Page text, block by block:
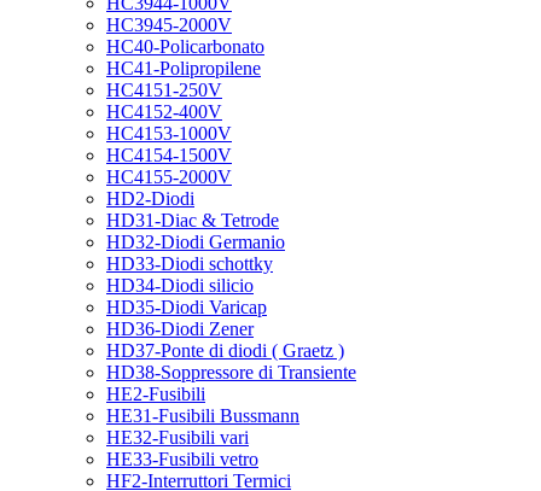
HC3945-2000V
HC40-Policarbonato
HC41-Polipropilene
HC4151-250V
HC4152-400V
HC4153-1000V
HC4154-1500V
HC4155-2000V
HD2-Diodi
HD31-Diac & Tetrode
HD32-Diodi Germanio
HD33-Diodi schottky
HD34-Diodi silicio
HD35-Diodi Varicap
HD36-Diodi Zener
HD37-Ponte di diodi ( Graetz )
HD38-Soppressore di Transiente
HE2-Fusibili
HE31-Fusibili Bussmann
HE32-Fusibili vari
HE33-Fusibili vetro
HF2-Interruttori Termici